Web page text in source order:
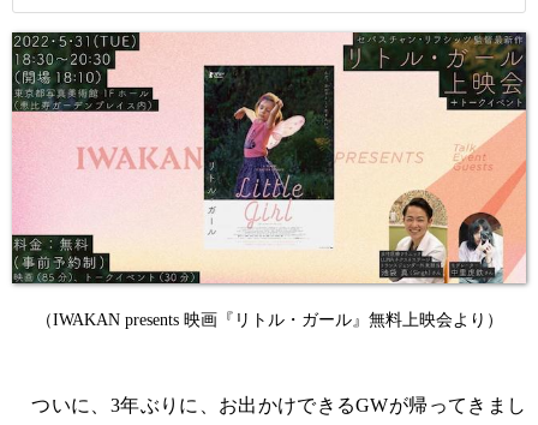
（IWAKAN presents 映画『リトル・ガール』無料上映会より）
ついに、3年ぶりに、お出かけできるGWが帰ってきまし